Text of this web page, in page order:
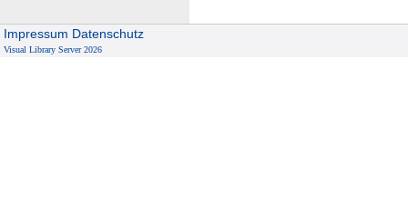
Impressum Datenschutz
Visual Library Server 2026